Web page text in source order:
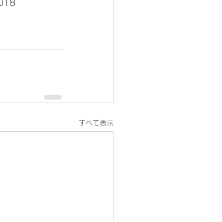
すべて表示